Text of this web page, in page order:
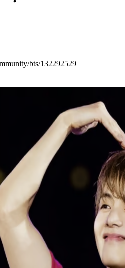
bts/132292529